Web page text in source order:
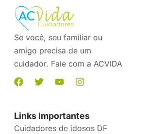
Se você, seu familiar ou
amigo precisa de um
cuidador. Fale com a ACVIDA
Links Importantes
Cuidadores de idosos DF